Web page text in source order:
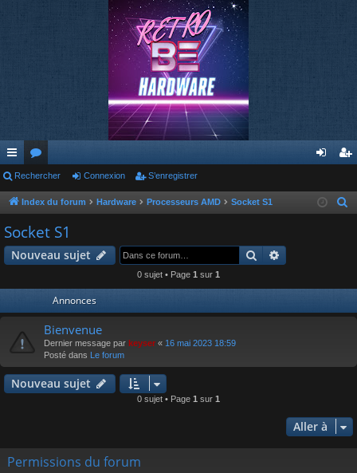
cc
ès
ra
pi
or
u
m
s
ne nr
Rechercher Connexion S’enregistrer
Index du forum Hardware Processeurs AMD Socket S1
r
Socket S1
Nouveau sujet Rechercher
0 sujet • Page 1 sur 1
Annonces
Bienvenue
Dernier message par keyser « 16 mai 2023 18:59
Posté dans Le forum
Nouveau sujet
0 sujet • Page 1 sur 1
Aller à
Permissions du forum